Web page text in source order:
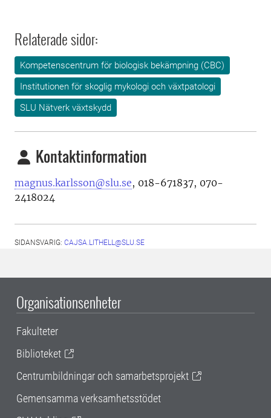
Relaterade sidor:
Kompetenscentrum för biologisk bekämpning (CBC)
Institutionen för skoglig mykologi och växtpatologi
SLU Nätverk växtskydd
Kontaktinformation
magnus.karlsson@slu.se, 018-671837, 070-
2418024
SIDANSVARIG: CAJSA.LITHELL@SLU.SE
Organisationsenheter
Fakulteter
Biblioteket
Centrumbildningar och samarbetsprojekt
Gemensamma verksamhetsstödet